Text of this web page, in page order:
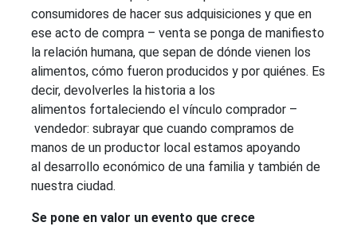
consumidores de hacer sus adquisiciones y que en
ese acto de compra – venta se ponga de manifiesto
la relación humana, que sepan de dónde vienen los
alimentos, cómo fueron producidos y por quiénes. Es
decir, devolverles la historia a los
alimentos fortaleciendo el vínculo comprador –
vendedor: subrayar que cuando compramos de
manos de un productor local estamos apoyando
al desarrollo económico de una familia y también de
nuestra ciudad.
Se pone en valor un evento que crece